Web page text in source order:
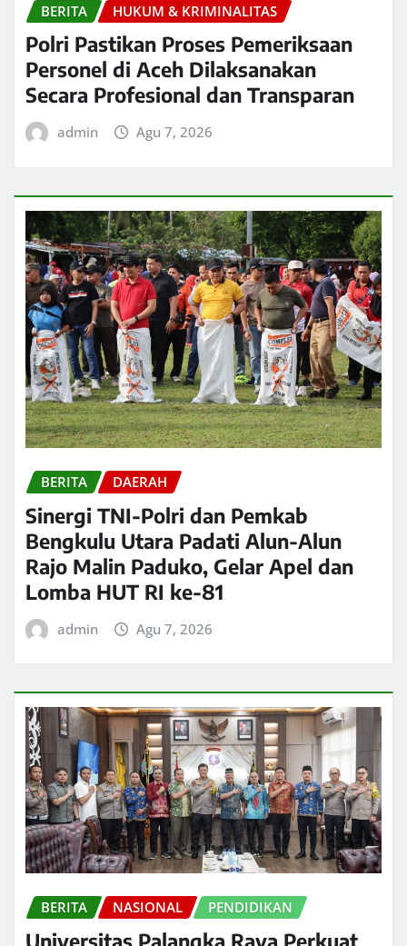
BERITA HUKUM & KRIMINALITAS
Polri Pastikan Proses Pemeriksaan
Personel di Aceh Dilaksanakan
Secara Profesional dan Transparan
admin Agu 7, 2026
BERITA DAERAH
Sinergi TNI-Polri dan Pemkab
Bengkulu Utara Padati Alun-Alun
Rajo Malin Paduko, Gelar Apel dan
Lomba HUT RI ke-81
admin Agu 7, 2026
BERITA NASIONAL PENDIDIKAN
Universitas Palangka Raya Perkuat